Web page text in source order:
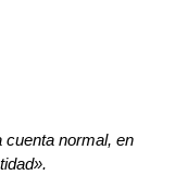
cuenta normal, en